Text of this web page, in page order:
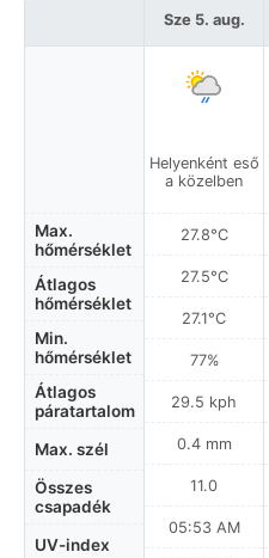
Max.
hőmérséklet
Átlagos
hőmérséklet
Min.
hőmérséklet
Átlagos
páratartalom
Max. szél
Összes
csapadék
UV-index
Sze 5. aug.
Helyenként eső
a közelben
27.8°C
27.5°C
27.1°C
77%
29.5 kph
0.4 mm
11.0
05:53 AM